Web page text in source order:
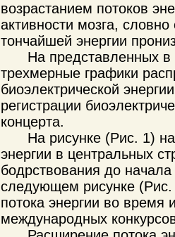
возрастанием потоков
активности мозга,
тончайшей энергии
На представленных
трехмерные графики
биоэлектрической
регистрации
концерта.
На рисунке (Pиc. 1)
энергии в центральных
бодрствования до
следующем рисунке (Pиc.
потока энергии во время
международных